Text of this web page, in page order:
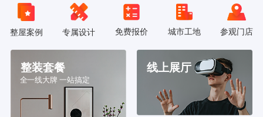
整屋案例 专属设计 免费报价 城市工地 参观门店
整装套餐
全一线大牌 一站搞定
线上展厅